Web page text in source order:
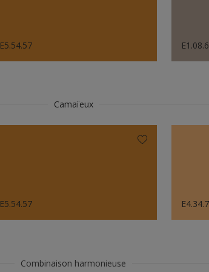
E5.54.57
Camaïeux
E5.54.57
Combinaison harmonieuse